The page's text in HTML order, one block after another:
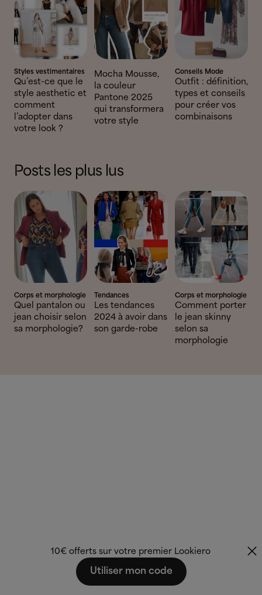
Styles vestimentaires
Qu’est-ce que le
style aesthetic et
comment
l’adopter dans
votre look ?
Mocha Mousse,
la couleur
Pantone 2025
qui transformera
votre style
Conseils Mode
Outfit : définition,
types et conseils
pour créer vos
combinaisons
Posts les plus lus
Corps et morphologie
Quel pantalon ou
jean choisir selon
sa morphologie?
Tendances
Les tendances
2024 à avoir dans
son garde-robe
Corps et morphologie
Comment porter
le jean skinny
selon sa
morphologie
10€ offerts sur votre premier Lookiero
Utiliser mon code